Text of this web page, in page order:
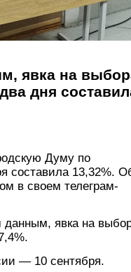
явка на
дня
Думу по
составила 13,32%.
в своем телеграм-
явка на
— 10 сентября.